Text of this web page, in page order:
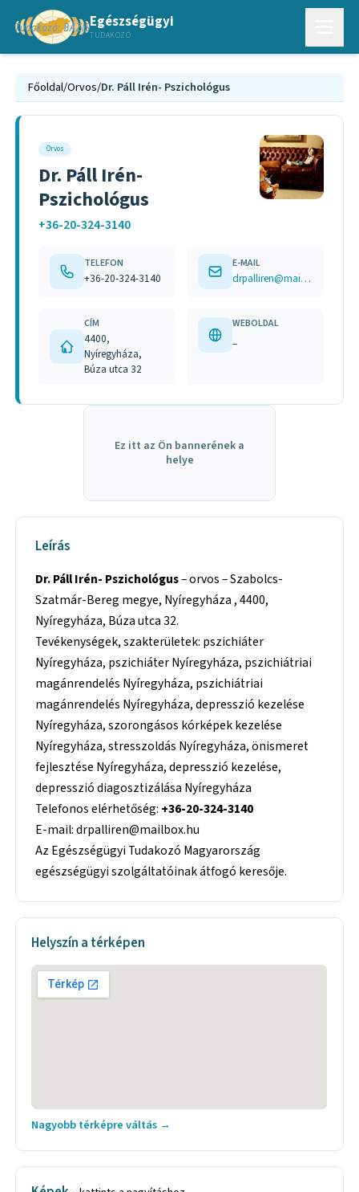
Egészségügyi
TUDAKOZÓ
Főoldal/Orvos/Dr. Páll Irén- Pszichológus
Orvos
Dr. Páll Irén-
Pszichológus
+36-20-324-3140
TELEFON
+36-20-324-3140
E-MAIL
drpalliren@mailbox.hu
CÍM
4400,
Nyíregyháza,
Búza utca 32
WEBOLDAL
–
Ez itt az Ön bannerének a
helye
Leírás
Dr. Páll Irén- Pszichológus– orvos – Szabolcs-
Szatmár-Bereg megye, Nyíregyháza , 4400,
Nyíregyháza, Búza utca 32.
Tevékenységek, szakterületek: pszichiáter
Nyíregyháza, pszichiáter Nyíregyháza, pszichiátriai
magánrendelés Nyíregyháza, pszichiátriai
magánrendelés Nyíregyháza, depresszió kezelése
Nyíregyháza, szorongásos kórképek kezelése
Nyíregyháza, stresszoldás Nyíregyháza, önismeret
fejlesztése Nyíregyháza, depresszió kezelése,
depresszió diagosztizálása Nyíregyháza
Telefonos elérhetőség: +36-20-324-3140
E-mail: drpalliren@mailbox.hu
Az Egészségügyi Tudakozó Magyarország
egészségügyi szolgáltatóinak átfogó keresője.
Helyszín a térképen
Nagyobb térképre váltás →